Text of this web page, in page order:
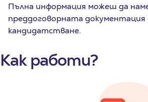
Пълна информация можеш да
преддоговорната документация
кандидатстване.
Как работи?